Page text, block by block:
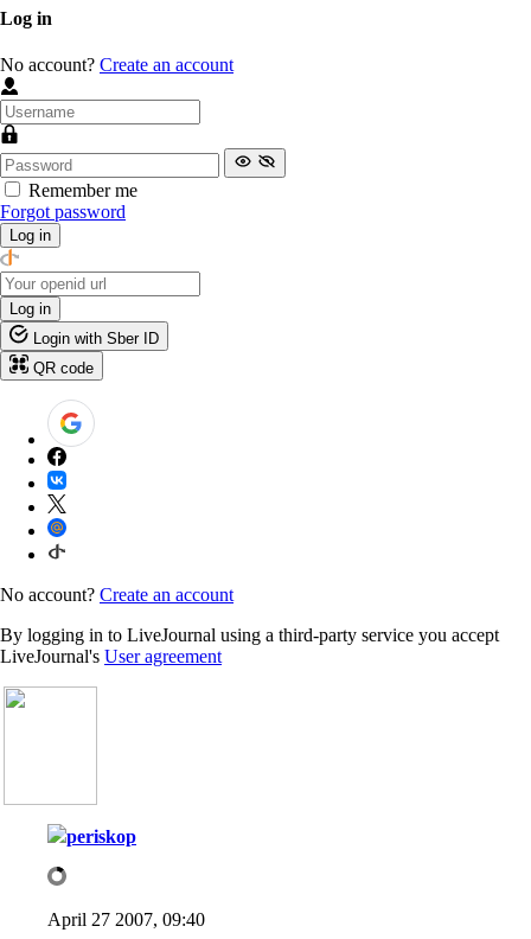
Log in
No account? Create an account
Remember me
Forgot password
Log in
Log in
Login with Sber ID
QR code
No account? Create an account
By logging in to LiveJournal using a third-party service you accept
LiveJournal's User agreement
periskop
April 27 2007, 09:40